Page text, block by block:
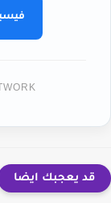
قد يعجبك ايضا